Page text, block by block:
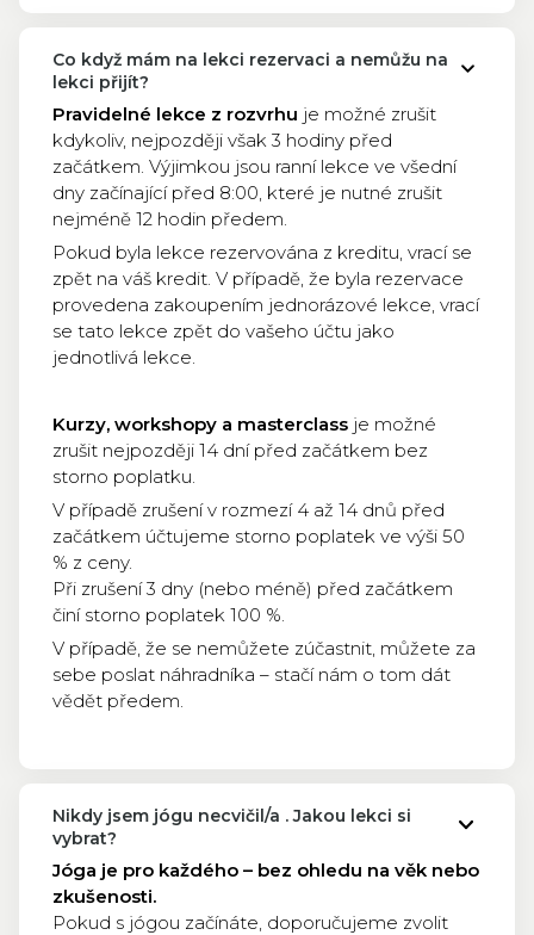
Co když mám na lekci rezervaci a nemůžu na
lekci přijít?
Pravidelné lekce z rozvrhu je možné zrušit
kdykoliv, nejpozději však 3 hodiny před
začátkem. Výjimkou jsou ranní lekce ve všední
dny začínající před 8:00, které je nutné zrušit
nejméně 12 hodin předem.
Pokud byla lekce rezervována z kreditu, vrací se
zpět na váš kredit. V případě, že byla rezervace
provedena zakoupením jednorázové lekce, vrací
se tato lekce zpět do vašeho účtu jako
jednotlivá lekce.
Kurzy, workshopy a masterclass je možné
zrušit nejpozději 14 dní před začátkem bez
storno poplatku.
V případě zrušení v rozmezí 4 až 14 dnů před
začátkem účtujeme storno poplatek ve výši 50
% z ceny.
Při zrušení 3 dny (nebo méně) před začátkem
činí storno poplatek 100 %.
V případě, že se nemůžete zúčastnit, můžete za
sebe poslat náhradníka – stačí nám o tom dát
vědět předem.
Nikdy jsem jógu necvičil/a . Jakou lekci si
vybrat?
Jóga je pro každého – bez ohledu na věk nebo
zkušenosti.
Pokud s jógou začínáte, doporučujeme zvolit